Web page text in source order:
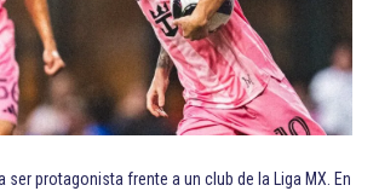
ser protagonista frente a un club de la Liga MX. En